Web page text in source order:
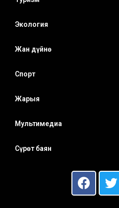
Экология
Жан дүйнө
Спорт
Жарыя
Мультимедиа
Сүрөт баян